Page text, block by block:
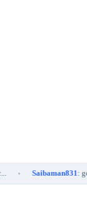
Saibaman831: goku